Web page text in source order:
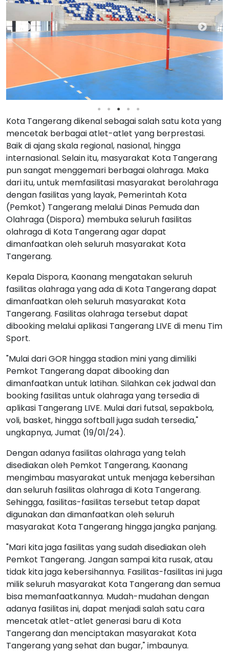
Kota Tangerang dikenal sebagai salah satu kota yang
mencetak berbagai atlet-atlet yang berprestasi.
Baik di ajang skala regional, nasional, hingga
internasional. Selain itu, masyarakat Kota Tangerang
pun sangat menggemari berbagai olahraga. Maka
dari itu, untuk memfasilitasi masyarakat berolahraga
dengan fasilitas yang layak, Pemerintah Kota
(Pemkot) Tangerang melalui Dinas Pemuda dan
Olahraga (Dispora) membuka seluruh fasilitas
olahraga di Kota Tangerang agar dapat
dimanfaatkan oleh seluruh masyarakat Kota
Tangerang.
Kepala Dispora, Kaonang mengatakan seluruh
fasilitas olahraga yang ada di Kota Tangerang dapat
dimanfaatkan oleh seluruh masyarakat Kota
Tangerang. Fasilitas olahraga tersebut dapat
dibooking melalui aplikasi Tangerang LIVE di menu Tim
Sport.
"Mulai dari GOR hingga stadion mini yang dimiliki
Pemkot Tangerang dapat dibooking dan
dimanfaatkan untuk latihan. Silahkan cek jadwal dan
booking fasilitas untuk olahraga yang tersedia di
aplikasi Tangerang LIVE. Mulai dari futsal, sepakbola,
voli, basket, hingga softball juga sudah tersedia,"
ungkapnya, Jumat (19/01/24).
Dengan adanya fasilitas olahraga yang telah
disediakan oleh Pemkot Tangerang, Kaonang
mengimbau masyarakat untuk menjaga kebersihan
dan seluruh fasilitas olahraga di Kota Tangerang.
Sehingga, fasilitas-fasilitas tersebut tetap dapat
digunakan dan dimanfaatkan oleh seluruh
masyarakat Kota Tangerang hingga jangka panjang.
"Mari kita jaga fasilitas yang sudah disediakan oleh
Pemkot Tangerang. Jangan sampai kita rusak, atau
tidak kita jaga kebersihannya. Fasilitas-fasilitas ini juga
milik seluruh masyarakat Kota Tangerang dan semua
bisa memanfaatkannya. Mudah-mudahan dengan
adanya fasilitas ini, dapat menjadi salah satu cara
mencetak atlet-atlet generasi baru di Kota
Tangerang dan menciptakan masyarakat Kota
Tangerang yang sehat dan bugar," imbaunya.